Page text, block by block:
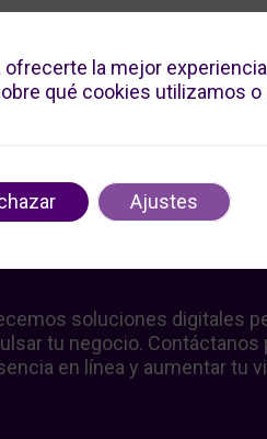
soluciones digitales
tu negocio. Contáctanos
en línea y aumentar tu
la mejor
qué cookies utilizamos
Ajustes